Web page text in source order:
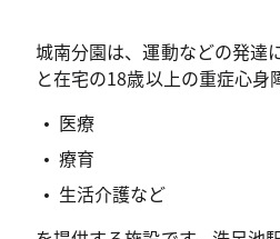
城南分園は、運動などの発達
と在宅の18歳以上の重症心身
医療
療育
生活介護など